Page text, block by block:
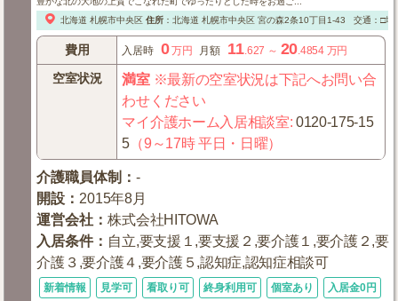
北海道 札幌市中央区 住所： 北海道 札幌市中央区宮の森2条10丁目1-43 交通：□地
費用 入居時 0万円 月額 11 .627 ～ 20 .4854 万円
空室状況 満室※最新の空室状況は下記へお問い合
わせください
マイ介護ホーム入居相談室:0120-175-15
5 （9～17時 平日・日曜）
介護職員体制 ：-
開設 ：2015年8月
運営会社 ：株式会社HITOWA
入居条件： 自立,要支援１,要支援２,要介護１,要介護２,要
介護３,要介護４,要介護５,認知症,認知症相談可
新着情報 見学可 看取り可 終身利用可 個室あり 入居金0円